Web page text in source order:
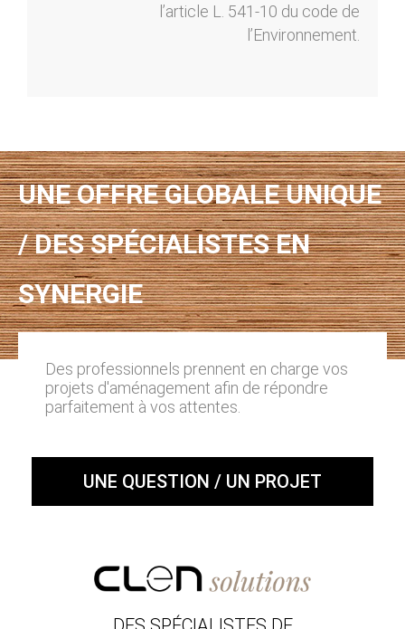
l’article L. 541-10 du code de
l’Environnement.
UNE OFFRE GLOBALE UNIQUE
/ DES SPÉCIALISTES EN
SYNERGIE
Des professionnels prennent en charge vos
projets d'aménagement afin de répondre
parfaitement à vos attentes.
UNE QUESTION / UN PROJET